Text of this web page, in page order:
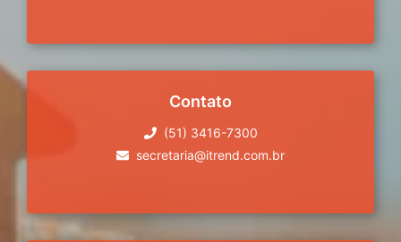
Contato
(51) 3416-7300
secretaria@itrend.com.br